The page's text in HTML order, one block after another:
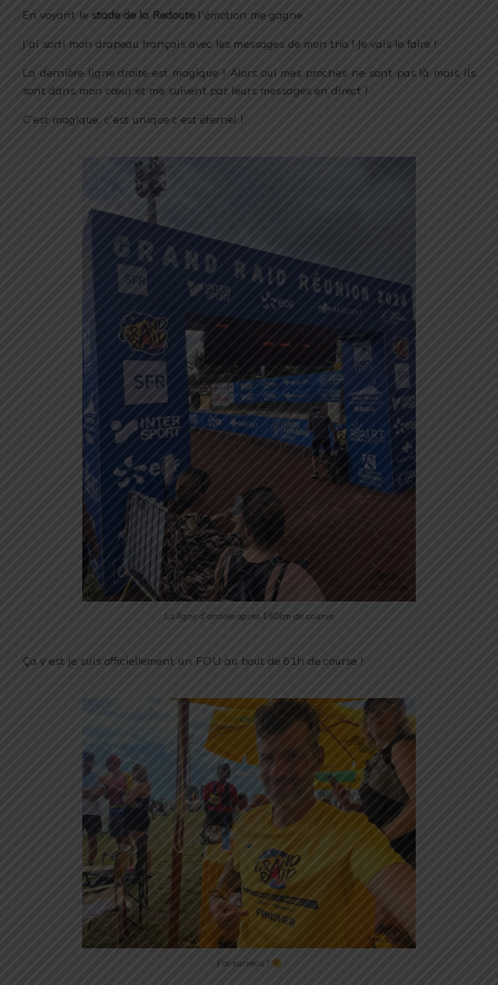
En voyant le stade de la Redoute l’émotion me gagne.
J’ai sorti mon drapeau français avec les messages de mon trio ! Je vais le faire !
La dernière ligne droite est magique ! Alors oui mes proches ne sont pas là mais ils
sont dans mon cœur et me suivent par leurs messages en direct !
C’est magique, c’est unique c’est éternel !
La ligne d’arrivée après 180km de course
Ça y est je suis officiellement un FOU au bout de 61h de course !
J’ai survécu !